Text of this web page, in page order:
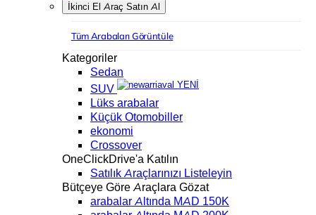
İkinci El Araç Satın Al
Tüm Arabaları Görüntüle
Kategoriler
Sedan
SUV
YENİ
Lüks arabalar
Küçük Otomobiller
ekonomi
Crossover
OneClickDrive'a Katılın
Satılık Araçlarınızı Listeleyin
Bütçeye Göre Araçlara Gözat
arabalar Altında MAD 150K